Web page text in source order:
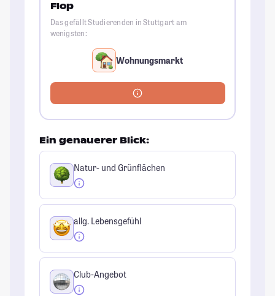
Flop
Das gefällt Studierenden in Stuttgart am
wenigsten:
Wohnungsmarkt
Ein genauerer Blick:
Natur- und Grünflächen
allg. Lebensgefühl
Club-Angebot